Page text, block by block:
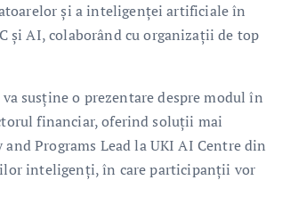
și a inteligenței artificiale în
și AI, colaborând cu organizații de top
susține o prezentare despre modul în
financiar, oferind soluții mai
Programs Lead la UKI AI Centre din
inteligenți, în care participanții vor